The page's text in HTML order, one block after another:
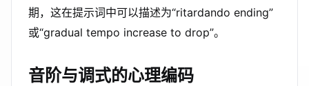
期，这在提示词中可以描述为“ritardando ending”
或“gradual tempo increase to drop”。
音阶与调式的心理编码